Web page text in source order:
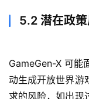
业
资
A
I
5.2 潜在政
GameGen-X 可能
动生成开放世界游
求的风险，如出现